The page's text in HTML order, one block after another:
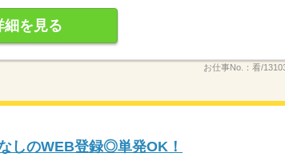
細を見る
お仕事No.： 看/
しのWEB登録◎単発OK！